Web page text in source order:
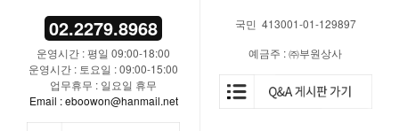
02.2279.8968
운영시간 : 평일 09:00-18:00
운영시간 : 토요일 : 09:00-15:00
업무휴무 : 일요일 휴무
Email : eboowon@hanmail.net
국민 413001-01-129897
예금주 : ㈜부원상사